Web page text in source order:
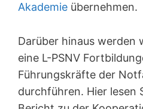
Akademie übernehmen.
Darüber hinaus werden
eine L-PSNV
Führungskräfte der
durchführen. Hier lesen